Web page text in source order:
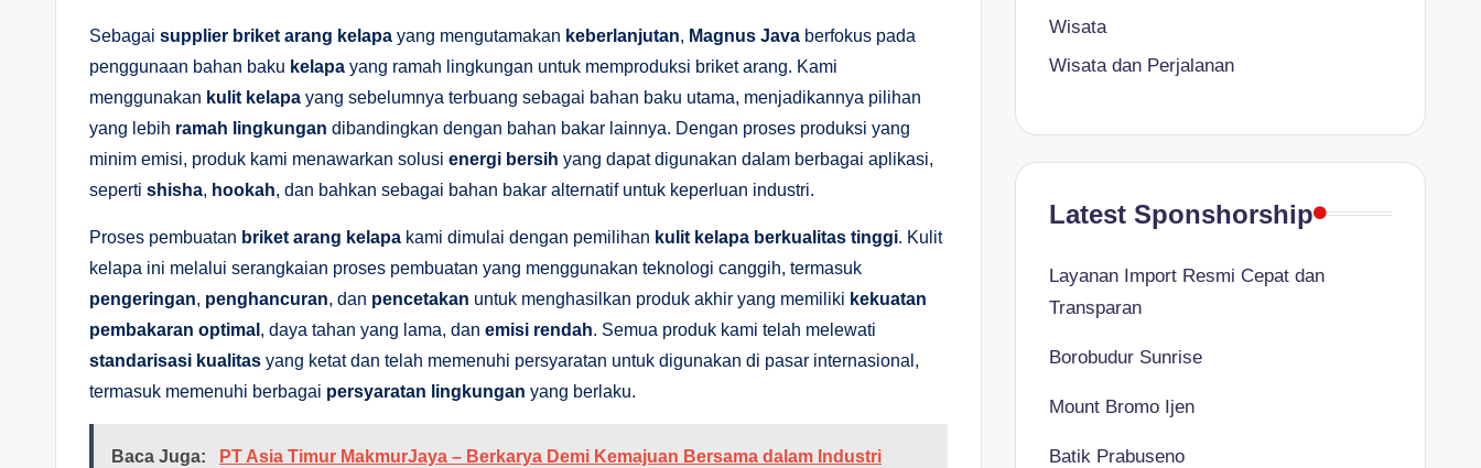
Sebagai supplier briket arang kelapa yang mengutamakan keberlanjutan, Magnus Java berfokus pada
penggunaan bahan baku kelapa yang ramah lingkungan untuk memproduksi briket arang. Kami
menggunakan kulit kelapa yang sebelumnya terbuang sebagai bahan baku utama, menjadikannya pilihan
yang lebih ramah lingkungan dibandingkan dengan bahan bakar lainnya. Dengan proses produksi yang
minim emisi, produk kami menawarkan solusi energi bersih yang dapat digunakan dalam berbagai aplikasi,
seperti shisha, hookah, dan bahkan sebagai bahan bakar alternatif untuk keperluan industri.
Proses pembuatan briket arang kelapa kami dimulai dengan pemilihan kulit kelapa berkualitas tinggi. Kulit
kelapa ini melalui serangkaian proses pembuatan yang menggunakan teknologi canggih, termasuk
pengeringan, penghancuran, dan pencetakan untuk menghasilkan produk akhir yang memiliki kekuatan
pembakaran optimal , daya tahan yang lama, dan emisi rendah. Semua produk kami telah melewati
standarisasi kualitas yang ketat dan telah memenuhi persyaratan untuk digunakan di pasar internasional,
termasuk memenuhi berbagai persyaratan lingkungan yang berlaku.
Baca Juga:
PT Asia Timur MakmurJaya – Berkarya Demi Kemajuan Bersama dalam Industri
Wisata
Wisata dan Perjalanan
Latest Sponshorship
Layanan Import Resmi Cepat dan
Transparan
Borobudur Sunrise
Mount Bromo Ijen
Batik Prabuseno